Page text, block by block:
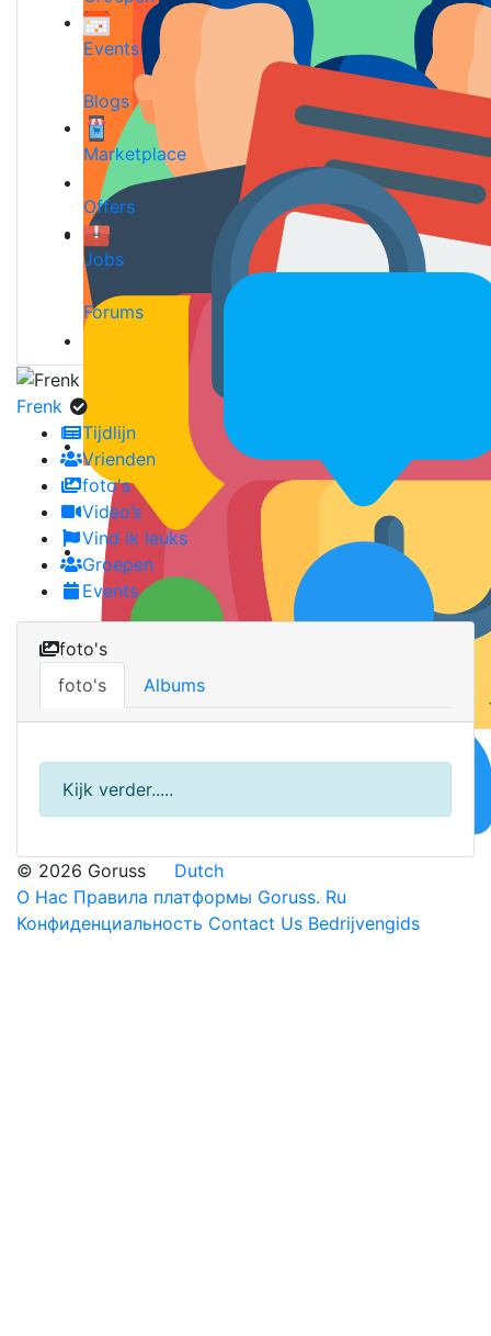
Events
Blogs
Marketplace
Offers
Jobs
Forums
Frenk
Tijdlijn
Vrienden
foto's
Video’s
Vind ik leuks
Groepen
Events
foto's
foto's
Albums
Kijk verder.....
© 2026 Goruss
Dutch
О Нас Правила платформы Goruss. Ru
Конфиденциальность Contact Us Bedrijvengids